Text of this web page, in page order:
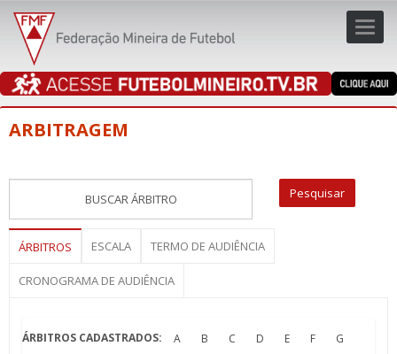
ARBITRAGEM
ÁRBITROS ESCALA TERMO DE AUDIÊNCIA
CRONOGRAMA DE AUDIÊNCIA
ÁRBITROS CADASTRADOS: A B C D E F
G